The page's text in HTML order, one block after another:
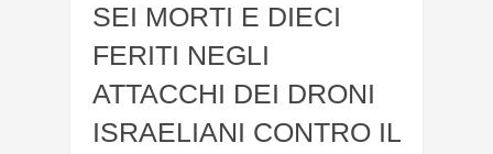
SEI MORTI E DIECI
FERITI NEGLI
ATTACCHI DEI DRONI
ISRAELIANI CONTRO IL